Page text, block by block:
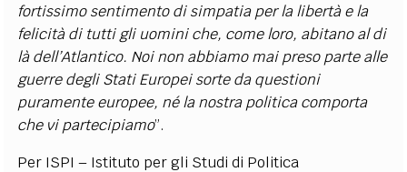
fortissimo sentimento di simpatia per la libertà e la
felicità di tutti gli uomini che, come loro, abitano al di
là dell’Atlantico. Noi non abbiamo mai preso parte alle
guerre degli Stati Europei sorte da questioni
puramente europee, né la nostra politica comporta
che vi partecipiamo”.
Per ISPI – Istituto per gli Studi di Politica